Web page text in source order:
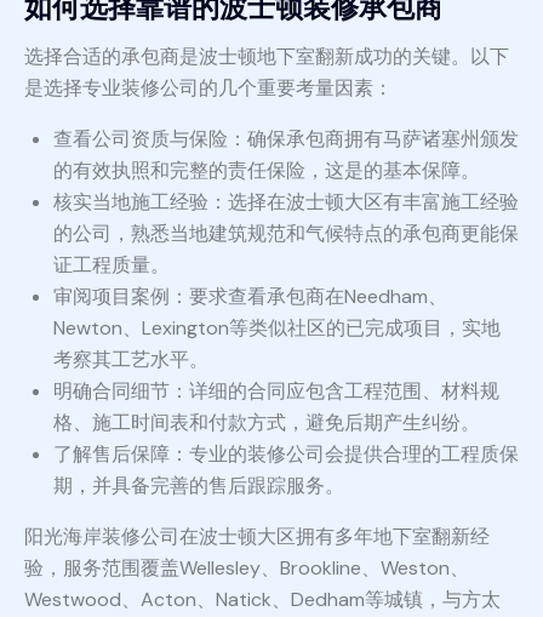
如何选择靠谱的波士顿装修承包商
选择合适的承包商是波士顿地下室翻新成功的关键。以下
是选择专业装修公司的几个重要考量因素：
查看公司资质与保险：确保承包商拥有马萨诸塞州颁发
的有效执照和完整的责任保险，这是的基本保障。
核实当地施工经验：选择在波士顿大区有丰富施工经验
的公司，熟悉当地建筑规范和气候特点的承包商更能保
证工程质量。
审阅项目案例：要求查看承包商在Needham、
Newton、Lexington等类似社区的已完成项目，实地
考察其工艺水平。
明确合同细节：详细的合同应包含工程范围、材料规
格、施工时间表和付款方式，避免后期产生纠纷。
了解售后保障：专业的装修公司会提供合理的工程质保
期，并具备完善的售后跟踪服务。
阳光海岸装修公司在波士顿大区拥有多年地下室翻新经
验，服务范围覆盖Wellesley、Brookline、Weston、
Westwood、Acton、Natick、Dedham等城镇，与方太